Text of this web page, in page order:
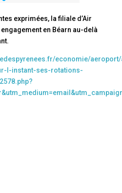
exprimées, la filiale d’Air
en Béarn au-delà
economie/
l-instant-ses-rotations-